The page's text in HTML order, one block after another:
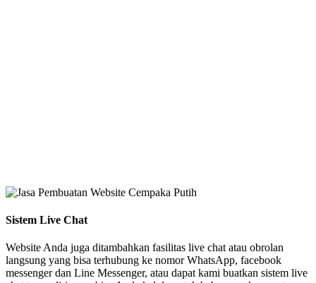
Sistem Live Chat
Website Anda juga ditambahkan fasilitas live chat atau obrolan
langsung yang bisa terhubung ke nomor WhatsApp, facebook
messenger dan Line Messenger, atau dapat kami buatkan sistem live